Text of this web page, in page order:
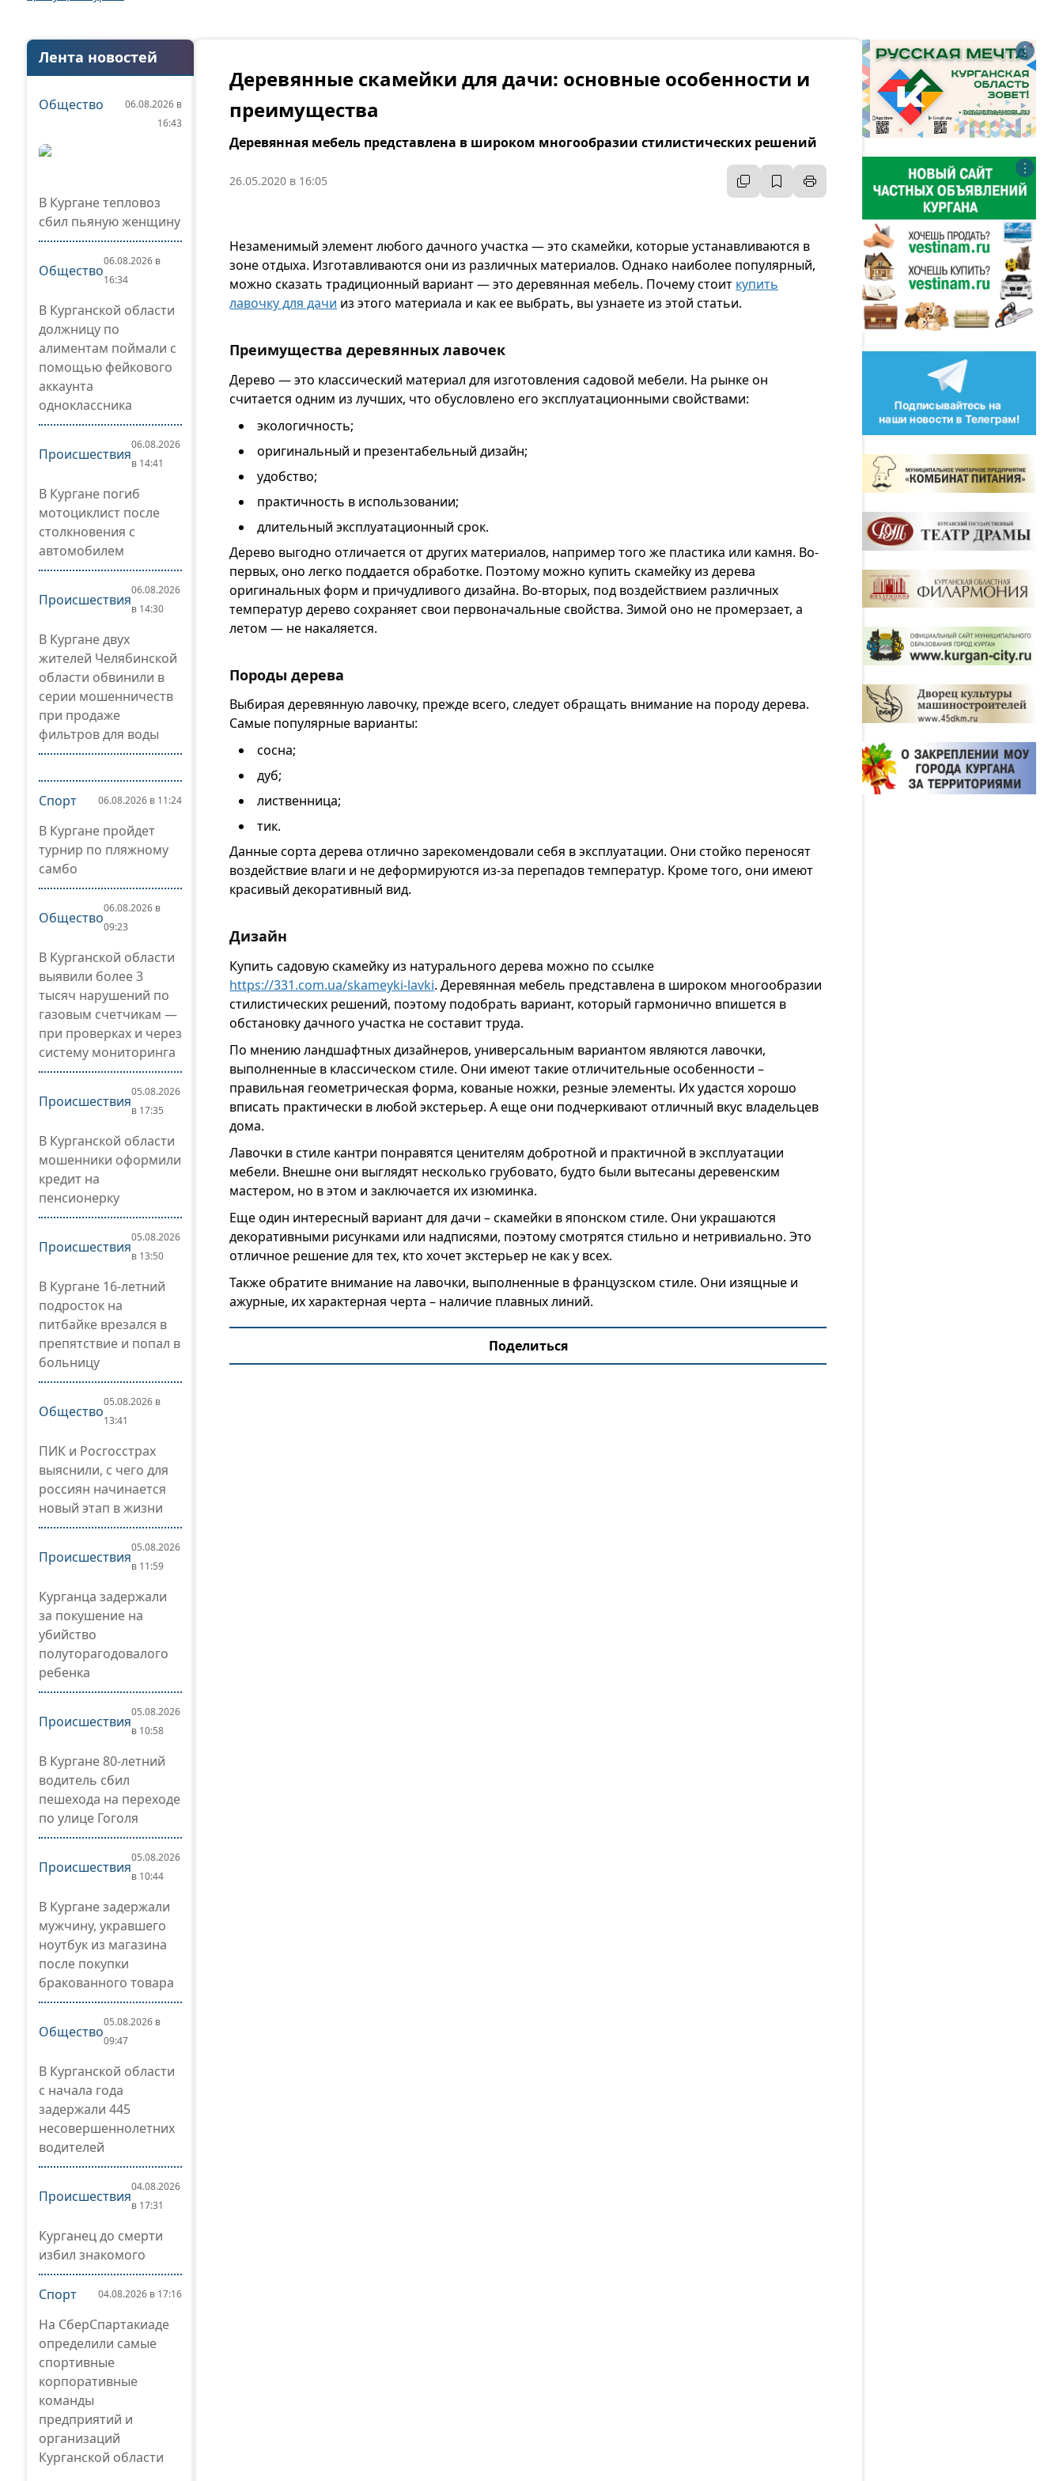
Лента новостей
Общество
06.08.2026 в
16:43
В Кургане тепловоз
сбил пьяную женщину
Общество
06.08.2026 в
16:34
В Курганской области
должницу по
алиментам поймали с
помощью фейкового
аккаунта
одноклассника
Происшествия
06.08.2026
в 14:41
В Кургане погиб
мотоциклист после
столкновения с
автомобилем
Происшествия
06.08.2026
в 14:30
В Кургане двух
жителей Челябинской
области обвинили в
серии мошенничеств
при продаже
фильтров для воды
Спорт 06.08.2026 в 11:24
В Кургане пройдет
турнир по пляжному
самбо
Общество
06.08.2026 в
09:23
В Курганской области
выявили более 3
тысяч нарушений по
газовым счетчикам —
при проверках и через
систему мониторинга
Происшествия
05.08.2026
в 17:35
В Курганской области
мошенники оформили
кредит на
пенсионерку
Происшествия
05.08.2026
в 13:50
В Кургане 16-летний
подросток на
питбайке врезался в
препятствие и попал в
больницу
Общество
05.08.2026 в
13:41
ПИК и Росгосстрах
выяснили, с чего для
россиян начинается
новый этап в жизни
Происшествия
05.08.2026
в 11:59
Курганца задержали
за покушение на
убийство
полуторагодовалого
ребенка
Происшествия
05.08.2026
в 10:58
В Кургане 80-летний
водитель сбил
пешехода на переходе
по улице Гоголя
Происшествия
05.08.2026
в 10:44
В Кургане задержали
мужчину, укравшего
ноутбук из магазина
после покупки
бракованного товара
Общество
05.08.2026 в
09:47
В Курганской области
с начала года
задержали 445
несовершеннолетних
водителей
Происшествия
04.08.2026
в 17:31
Курганец до смерти
избил знакомого
Спорт 04.08.2026 в 17:16
На СберСпартакиаде
определили самые
спортивные
корпоративные
команды
предприятий и
организаций
Курганской области
Деревянные скамейки для дачи: основные особенности и
преимущества
Деревянная мебель представлена в широком многообразии стилистических решений
26.05.2020 в 16:05
Незаменимый элемент любого дачного участка — это скамейки, которые устанавливаются в
зоне отдыха. Изготавливаются они из различных материалов. Однако наиболее популярный,
можно сказать традиционный вариант — это деревянная мебель. Почему стоит купить
лавочку для дачи из этого материала и как ее выбрать, вы узнаете из этой статьи.
Преимущества деревянных лавочек
Дерево — это классический материал для изготовления садовой мебели. На рынке он
считается одним из лучших, что обусловлено его эксплуатационными свойствами:
экологичность;
оригинальный и презентабельный дизайн;
удобство;
практичность в использовании;
длительный эксплуатационный срок.
Дерево выгодно отличается от других материалов, например того же пластика или камня. Во-
первых, оно легко поддается обработке. Поэтому можно купить скамейку из дерева
оригинальных форм и причудливого дизайна. Во-вторых, под воздействием различных
температур дерево сохраняет свои первоначальные свойства. Зимой оно не промерзает, а
летом — не накаляется.
Породы дерева
Выбирая деревянную лавочку, прежде всего, следует обращать внимание на породу дерева.
Самые популярные варианты:
сосна;
дуб;
лиственница;
тик.
Данные сорта дерева отлично зарекомендовали себя в эксплуатации. Они стойко переносят
воздействие влаги и не деформируются из-за перепадов температур. Кроме того, они имеют
красивый декоративный вид.
Дизайн
Купить садовую скамейку из натурального дерева можно по ссылке
https://331.com.ua/skameyki-lavki. Деревянная мебель представлена в широком многообразии
стилистических решений, поэтому подобрать вариант, который гармонично впишется в
обстановку дачного участка не составит труда.
По мнению ландшафтных дизайнеров, универсальным вариантом являются лавочки,
выполненные в классическом стиле. Они имеют такие отличительные особенности –
правильная геометрическая форма, кованые ножки, резные элементы. Их удастся хорошо
вписать практически в любой экстерьер. А еще они подчеркивают отличный вкус владельцев
дома.
Лавочки в стиле кантри понравятся ценителям добротной и практичной в эксплуатации
мебели. Внешне они выглядят несколько грубовато, будто были вытесаны деревенским
мастером, но в этом и заключается их изюминка.
Еще один интересный вариант для дачи – скамейки в японском стиле. Они украшаются
декоративными рисунками или надписями, поэтому смотрятся стильно и нетривиально. Это
отличное решение для тех, кто хочет экстерьер не как у всех.
Также обратите внимание на лавочки, выполненные в французском стиле. Они изящные и
ажурные, их характерная черта – наличие плавных линий.
Поделиться
⋮
⋮